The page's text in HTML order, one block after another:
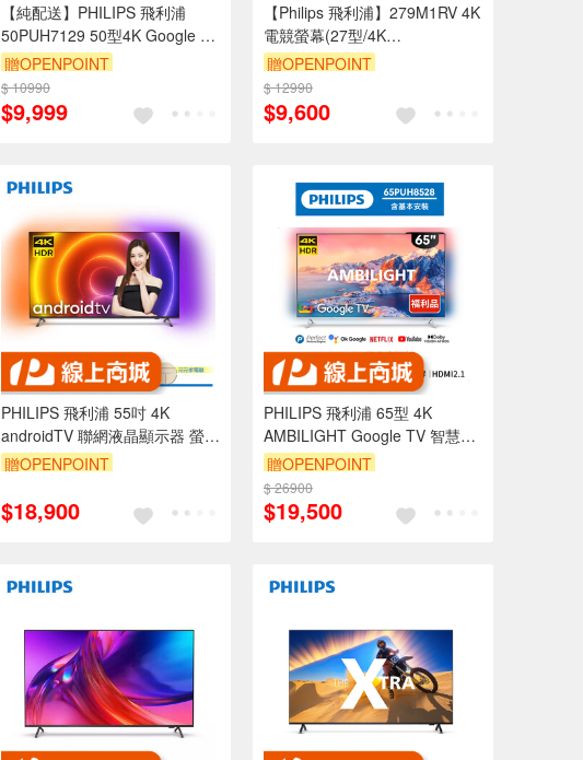
【純配送】PHILIPS 飛利浦
50PUH7129 50型4K Google TV
智慧顯示器 - 福利機-全新僅箱損
贈OPENPOINT
$ 10990
$9,999
【Philips 飛利浦】279M1RV 4K
電競螢幕(27型/4K
UHD/1ms/144Hz/HDMI/IPS) -全
新僅箱損-福利品
贈OPENPOINT
$ 12990
$9,600
PHILIPS 飛利浦 55吋 4K
androidTV 聯網液晶顯示器 螢幕
電視 55PUH8516
贈OPENPOINT
$18,900
PHILIPS 飛利浦 65型 4K
AMBILIGHT Google TV 智慧聯
網液晶顯示器 65PUH8528-福利
品-含桌上型安裝
贈OPENPOINT
$ 26900
$19,500